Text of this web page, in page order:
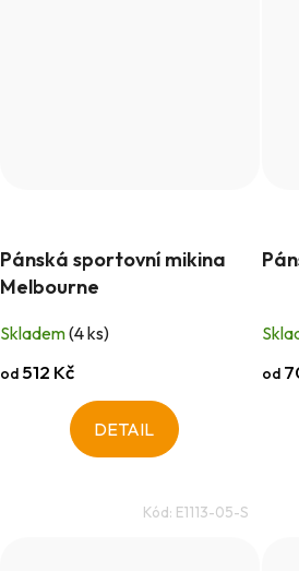
Pánská sportovní mikina
Melbourne
Skladem(4 ks)
od 512 Kč
DETAIL
Kód: E1113-05-S
od